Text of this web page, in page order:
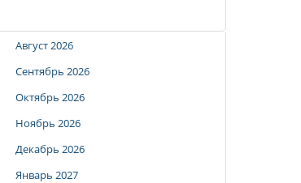
Август 2026
Сентябрь 2026
Октябрь 2026
Ноябрь 2026
Декабрь 2026
Январь 2027